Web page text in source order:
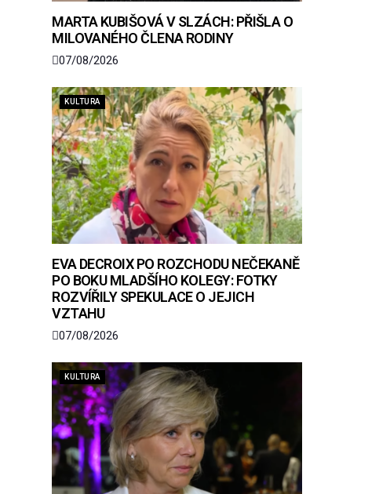
MARTA KUBIŠOVÁ V SLZÁCH: PŘIŠLA O
MILOVANÉHO ČLENA RODINY
07/08/2026
KULTURA
EVA DECROIX PO ROZCHODU NEČEKANĚ
PO BOKU MLADŠÍHO KOLEGY: FOTKY
ROZVÍŘILY SPEKULACE O JEJICH
VZTAHU
07/08/2026
KULTURA